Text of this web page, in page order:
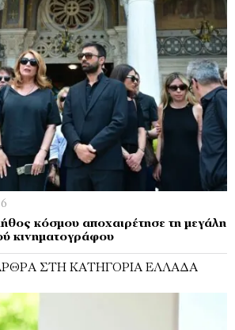
κόσμου αποχαιρέτησε τη μεγάλη
κινηματογράφου
ΣΤΗ ΚΑΤΗΓΟΡΊΑ ΕΛΛΆΔΑ